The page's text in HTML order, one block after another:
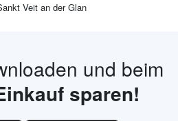
Veit an der Glan
und beim
sparen!